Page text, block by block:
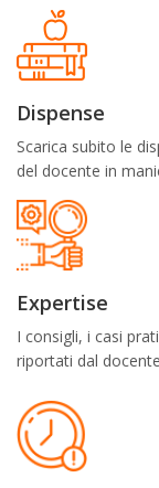
Dispense
Scarica subito le
del docente in
Expertise
I consigli, i casi
riportati dal